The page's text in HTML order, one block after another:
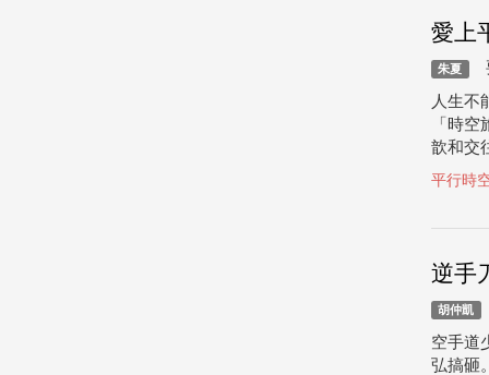
愛上
朱夏
人生不
「時
歆和交
平行時
逆手
胡仲凱
空手道
弘搞砸